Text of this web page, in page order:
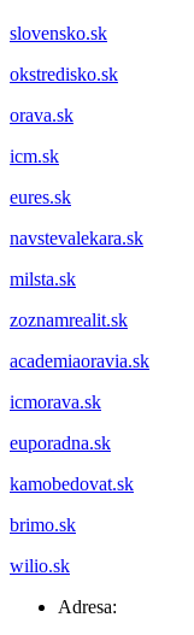
slovensko.sk
okstredisko.sk
orava.sk
icm.sk
eures.sk
navstevalekara.sk
milsta.sk
zoznamrealit.sk
academiaoravia.sk
icmorava.sk
euporadna.sk
kamobedovat.sk
brimo.sk
wilio.sk
Adresa: